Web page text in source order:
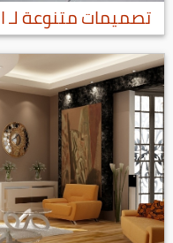
‏تصميمات متنوعة لـ